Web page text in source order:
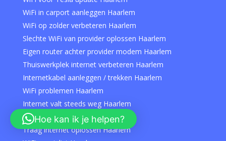
WiFi in carport aanleggen Haarlem
WiFi op zolder verbeteren Haarlem
Slechte WiFi van provider oplossen Haarlem
Eigen router achter provider modem Haarlem
Thuiswerkplek internet verbeteren Haarlem
Internetkabel aanleggen / trekken Haarlem
WiFi problemen Haarlem
Internet valt steeds weg Haarlem
WiFi herstellen Haarlem
Traag internet oplossen Haarlem
Hoe kan ik je helpen?